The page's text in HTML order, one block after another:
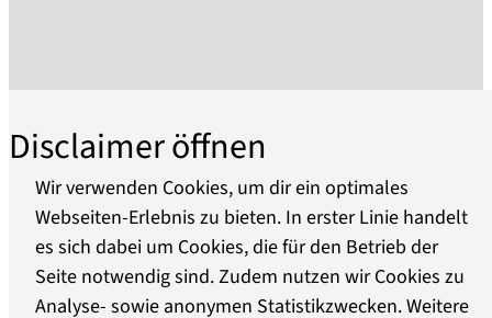
regelmäßig Sonderausstellungen zu Themen
der Geschichte des Glases und der allgemeinen
Kulturgeschichte.
In der Neuen Hütte wird die über 3000-jährige
Geschichte des Glases sowie die über 300-
jährige Betriebsgeschichte der Baruther
Über uns
Disclaimer öffnen
Wir verwenden Cookies, um dir ein optimales
Webseiten-Erlebnis zu bieten. In erster Linie handelt
es sich dabei um Cookies, die für den Betrieb der
Seite notwendig sind. Zudem nutzen wir Cookies zu
Analyse- sowie anonymen Statistikzwecken. Weitere